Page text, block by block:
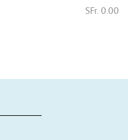
SFr. 0.00